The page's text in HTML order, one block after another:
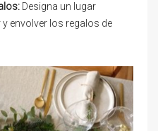
Designa un lugar
envolver los regalos de